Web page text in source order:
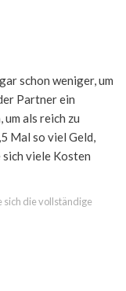
schon weniger, um
Partner ein
als reich zu
Mal so viel Geld,
sich viele Kosten
sich die vollständige